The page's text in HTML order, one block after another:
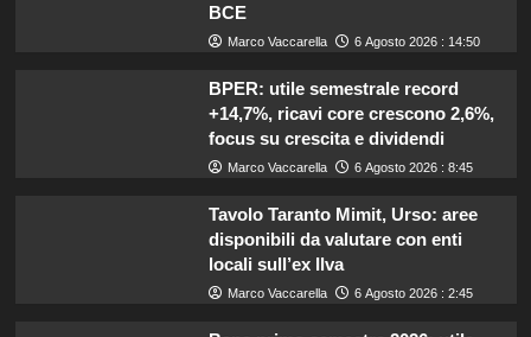
BCE
Marco Vaccarella 6 Agosto 2026 : 14:50
BPER: utile semestrale record
+14,7%, ricavi core crescono 2,6%,
focus su crescita e dividendi
Marco Vaccarella 6 Agosto 2026 : 8:45
Tavolo Taranto Mimit, Urso: aree
disponibili da valutare con enti
locali sull’ex Ilva
Marco Vaccarella 6 Agosto 2026 : 2:45